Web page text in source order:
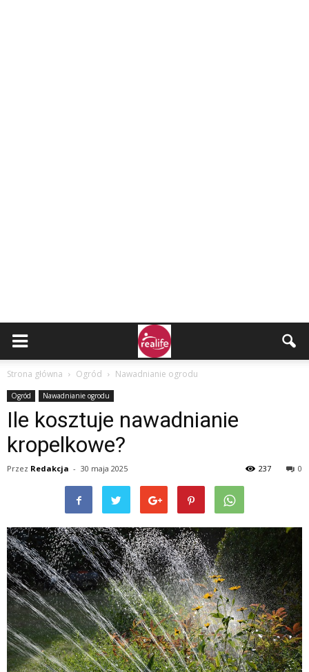
Strona główna Ogród Nawadnianie ogrodu
Ogród Nawadnianie ogrodu
Ile kosztuje nawadnianie
kropelkowe?
Przez Redakcja - 30 maja 2025 0
237